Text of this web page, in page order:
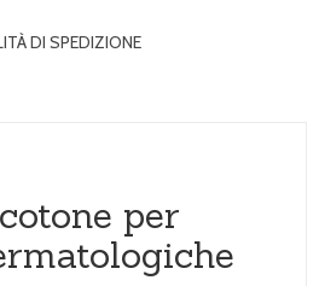
DI SPEDIZIONE
per